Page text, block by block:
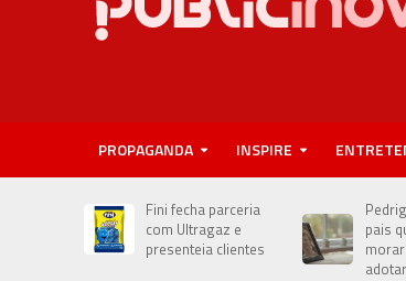
PROPAGANDA INSPIRE
Fini fecha parceria
com Ultragaz e
presenteia clientes
pais